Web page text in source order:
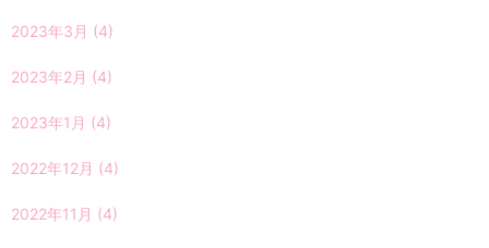
2023年3月 (4)
2023年2月 (4)
2023年1月 (4)
2022年12月 (4)
2022年11月 (4)